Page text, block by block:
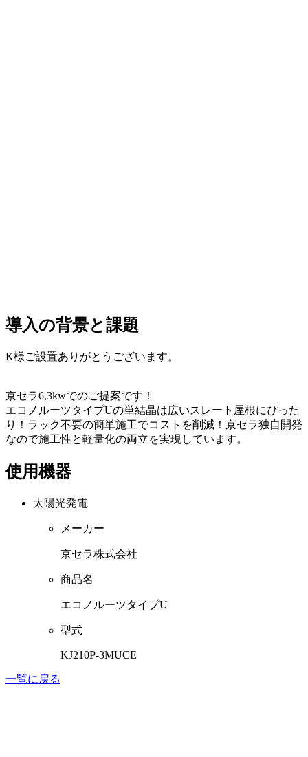
導入の背景と課題
K様ご設置ありがとうございます。
京セラ6,3kwでのご提案です！
エコノルーツタイプUの単結晶は広いスレート屋根にぴった
り！ラック不要の簡単施工でコストを削減！京セラ独自開発
なので施工性と軽量化の両立を実現しています。
使用機器
太陽光発電
メーカー
京セラ株式会社
商品名
エコノルーツタイプU
型式
KJ210P-3MUCE
一覧に戻る